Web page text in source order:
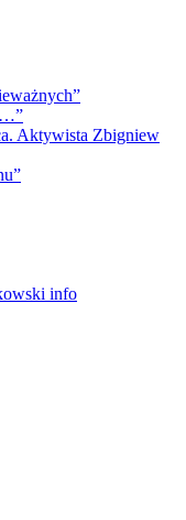
Aktywista Zbigniew
info